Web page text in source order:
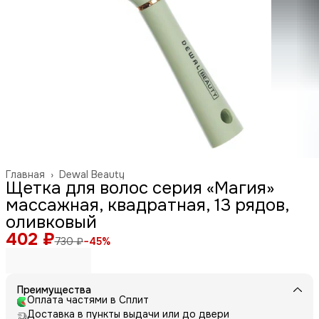
Dewal Beauty
Главная ›
Щетка для волос серия «Магия»
массажная, квадратная, 13 рядов,
оливковый
402 ₽730 ₽−45%
Преимущества
Оплата частями в Сплит
Доставка в пункты выдачи или до двери